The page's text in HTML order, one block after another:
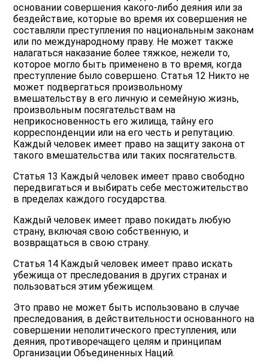
основании совершения какого-либо деяния или за
бездействие, которые во время их совершения не
составляли преступления по национальным законам
или по международному праву. Не может также
налагаться наказание более тяжкое, нежели то,
которое могло быть применено в то время, когда
преступление было совершено. Статья 12 Никто не
может подвергаться произвольному
вмешательству в его личную и семейную жизнь,
произвольным посягательствам на
неприкосновенность его жилища, тайну его
корреспонденции или на его честь и репутацию.
Каждый человек имеет право на защиту закона от
такого вмешательства или таких посягательств.
Статья 13 Каждый человек имеет право свободно
передвигаться и выбирать себе местожительство
в пределах каждого государства.
Каждый человек имеет право покидать любую
страну, включая свою собственную, и
возвращаться в свою страну.
Статья 14 Каждый человек имеет право искать
убежища от преследования в других странах и
пользоваться этим убежищем.
Это право не может быть использовано в случае
преследования, в действительности основанного на
совершении неполитического преступления, или
деяния, противоречащего целям и принципам
Организации Объединенных Наций.